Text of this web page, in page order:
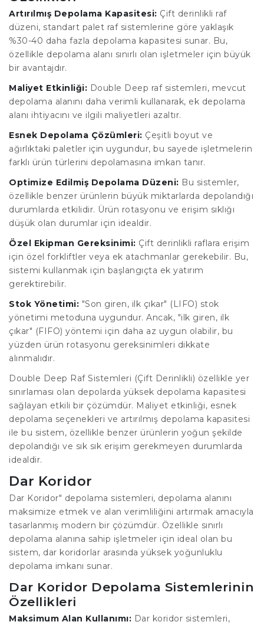
Artırılmış Depolama Kapasitesi: Çift derinlikli raf
düzeni, standart palet raf sistemlerine göre yaklaşık
%30-40 daha fazla depolama kapasitesi sunar. Bu,
özellikle depolama alanı sınırlı olan işletmeler için büyük
bir avantajdır.
Maliyet Etkinliği: Double Deep raf sistemleri, mevcut
depolama alanını daha verimli kullanarak, ek depolama
alanı ihtiyacını ve ilgili maliyetleri azaltır.
Esnek Depolama Çözümleri: Çeşitli boyut ve
ağırlıktaki paletler için uygundur, bu sayede işletmelerin
farklı ürün türlerini depolamasına imkan tanır.
Optimize Edilmiş Depolama Düzeni: Bu sistemler,
özellikle benzer ürünlerin büyük miktarlarda depolandığı
durumlarda etkilidir. Ürün rotasyonu ve erişim sıklığı
düşük olan durumlar için idealdir.
Özel Ekipman Gereksinimi: Çift derinlikli raflara erişim
için özel forkliftler veya ek atachmanlar gerekebilir. Bu,
sistemi kullanmak için başlangıçta ek yatırım
gerektirebilir.
Stok Yönetimi: "Son giren, ilk çıkar" (LIFO) stok
yönetimi metoduna uygundur. Ancak, "ilk giren, ilk
çıkar" (FIFO) yöntemi için daha az uygun olabilir, bu
yüzden ürün rotasyonu gereksinimleri dikkate
alınmalıdır.
Double Deep Raf Sistemleri (Çift Derinlikli) özellikle yer
sınırlaması olan depolarda yüksek depolama kapasitesi
sağlayan etkili bir çözümdür. Maliyet etkinliği, esnek
depolama seçenekleri ve artırılmış depolama kapasitesi
ile bu sistem, özellikle benzer ürünlerin yoğun şekilde
depolandığı ve sık sık erişim gerekmeyen durumlarda
idealdir.
Dar Koridor
Dar Koridor" depolama sistemleri, depolama alanını
maksimize etmek ve alan verimliliğini artırmak amacıyla
tasarlanmış modern bir çözümdür. Özellikle sınırlı
depolama alanına sahip işletmeler için ideal olan bu
sistem, dar koridorlar arasında yüksek yoğunluklu
depolama imkanı sunar.
Dar Koridor Depolama Sistemlerinin
Özellikleri
Maksimum Alan Kullanımı: Dar koridor sistemleri,